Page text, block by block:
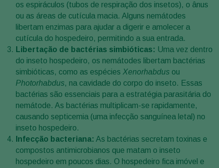
os espiráculos (tubos de respiração dos insetos), o ânus
ou as áreas de cutícula macia. Alguns nemátodes
libertam enzimas para ajudar a digerir e amolecer a
cutícula do hospedeiro, permitindo a sua entrada.
Libertação de bactérias simbióticas: Uma vez dentro
do inseto hospedeiro, os nemátodes libertam bactérias
simbióticas, como as espécies Xenorhabdus ou
Photorhabdus, na cavidade do corpo do inseto. Essas
bactérias são essenciais para a estratégia parasitária do
nemátode. As bactérias multiplicam-se rapidamente,
causando septicemia (uma infecção sanguínea letal) no
inseto hospedeiro.
Infecção bacteriana: As bactérias secretam toxinas e
compostos antimicrobianos que matam o inseto
hospedeiro em poucos dias. O hospedeiro fica imóvel e